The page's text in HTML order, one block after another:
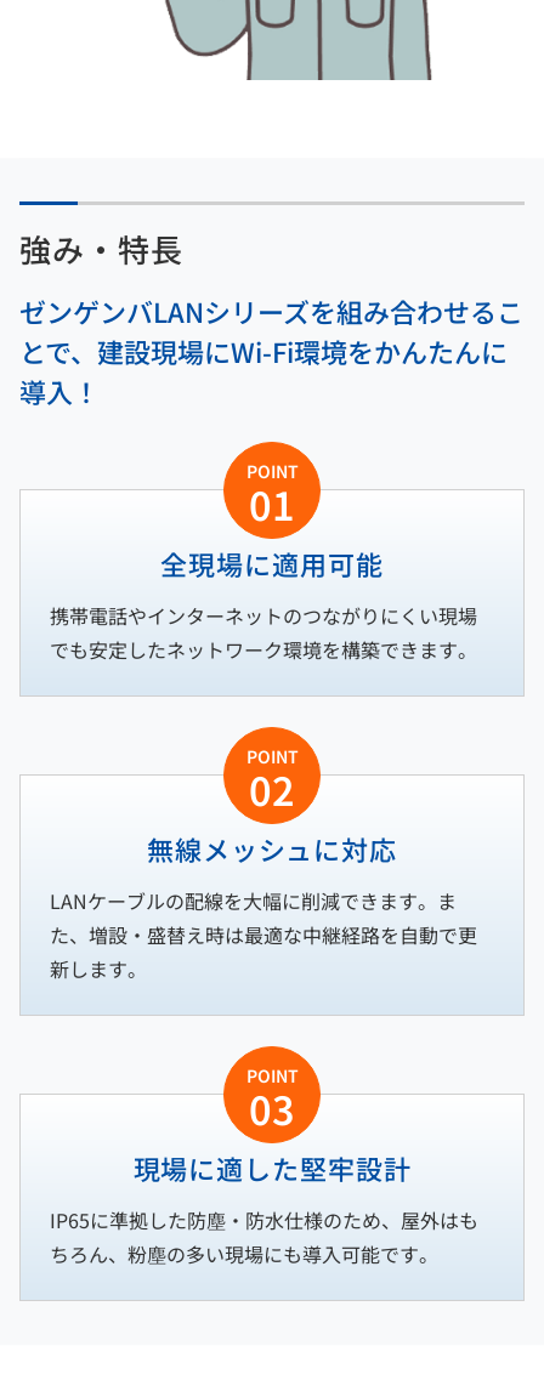
強み・特長
ゼンゲンバLANシリーズを組み合わせるこ
とで、建設現場にWi-Fi環境をかんたんに
導入！
POINT
01
全現場に適用可能
携帯電話やインターネットのつながりにくい現場
でも安定したネットワーク環境を構築できます。
POINT
02
無線メッシュに対応
LANケーブルの配線を大幅に削減できます。ま
た、増設・盛替え時は最適な中継経路を自動で更
新します。
POINT
03
現場に適した堅牢設計
IP65に準拠した防塵・防水仕様のため、屋外はも
ちろん、粉塵の多い現場にも導入可能です。